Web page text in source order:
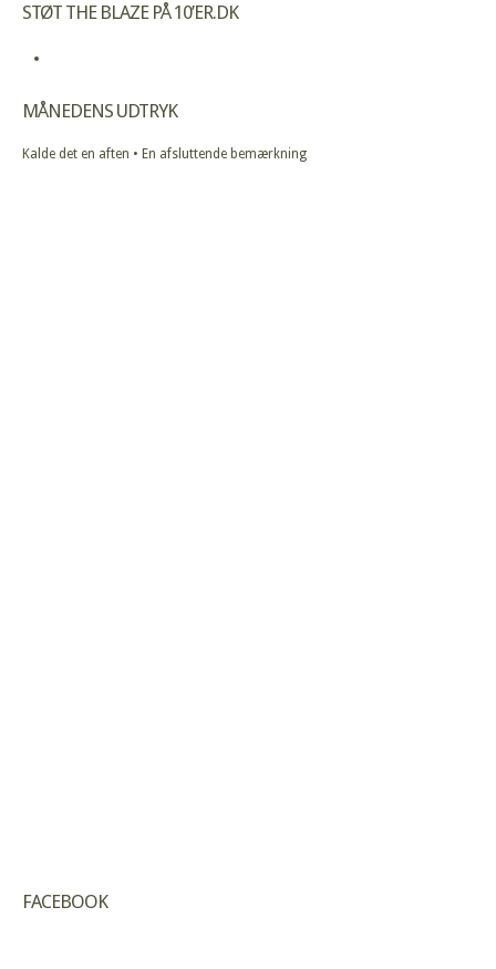
STØT THE BLAZE PÅ 10’ER.DK
MÅNEDENS UDTRYK
Kalde det en aften • En afsluttende bemærkning
FACEBOOK